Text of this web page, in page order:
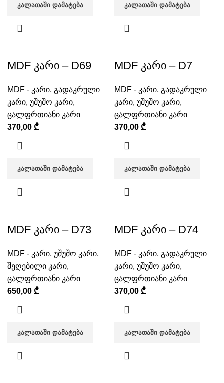
ᲙᲐᲚᲐᲗᲐᲨᲘ ᲓᲐᲛᲐᲢᲔᲑᲐ ᲙᲐᲚᲐᲗᲐᲨᲘ ᲓᲐᲛᲐᲢᲔᲑᲐ
MDF კარი – D69
MDF - კარი, გადაკრული
კარი, უშუშო კარი,
ცალფრთიანი კარი
370,00 ₾
ᲙᲐᲚᲐᲗᲐᲨᲘ ᲓᲐᲛᲐᲢᲔᲑᲐ
MDF კარი – D7
MDF - კარი, გადაკრული
კარი, უშუშო კარი,
ცალფრთიანი კარი
370,00 ₾
ᲙᲐᲚᲐᲗᲐᲨᲘ ᲓᲐᲛᲐᲢᲔᲑᲐ
MDF კარი – D73
MDF - კარი, უშუშო კარი,
შეღებილი კარი,
ცალფრთიანი კარი
650,00 ₾
ᲙᲐᲚᲐᲗᲐᲨᲘ ᲓᲐᲛᲐᲢᲔᲑᲐ
MDF კარი – D74
MDF - კარი, გადაკრული
კარი, უშუშო კარი,
ცალფრთიანი კარი
370,00 ₾
ᲙᲐᲚᲐᲗᲐᲨᲘ ᲓᲐᲛᲐᲢᲔᲑᲐ